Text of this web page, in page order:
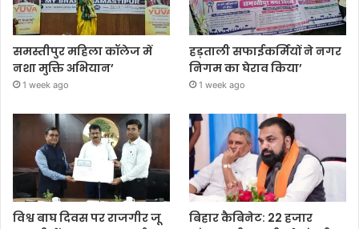
समस्तीपुर महिला कॉलेज में
नशा मुक्ति अभियान’
1 week ago
हड़ताली सफाईकर्मियों ने नगर
निगम का घेराव किया’
1 week ago
विश्व बाघ दिवस पर राजगीर जू
बिहार कैबिनेट: 22 हजार